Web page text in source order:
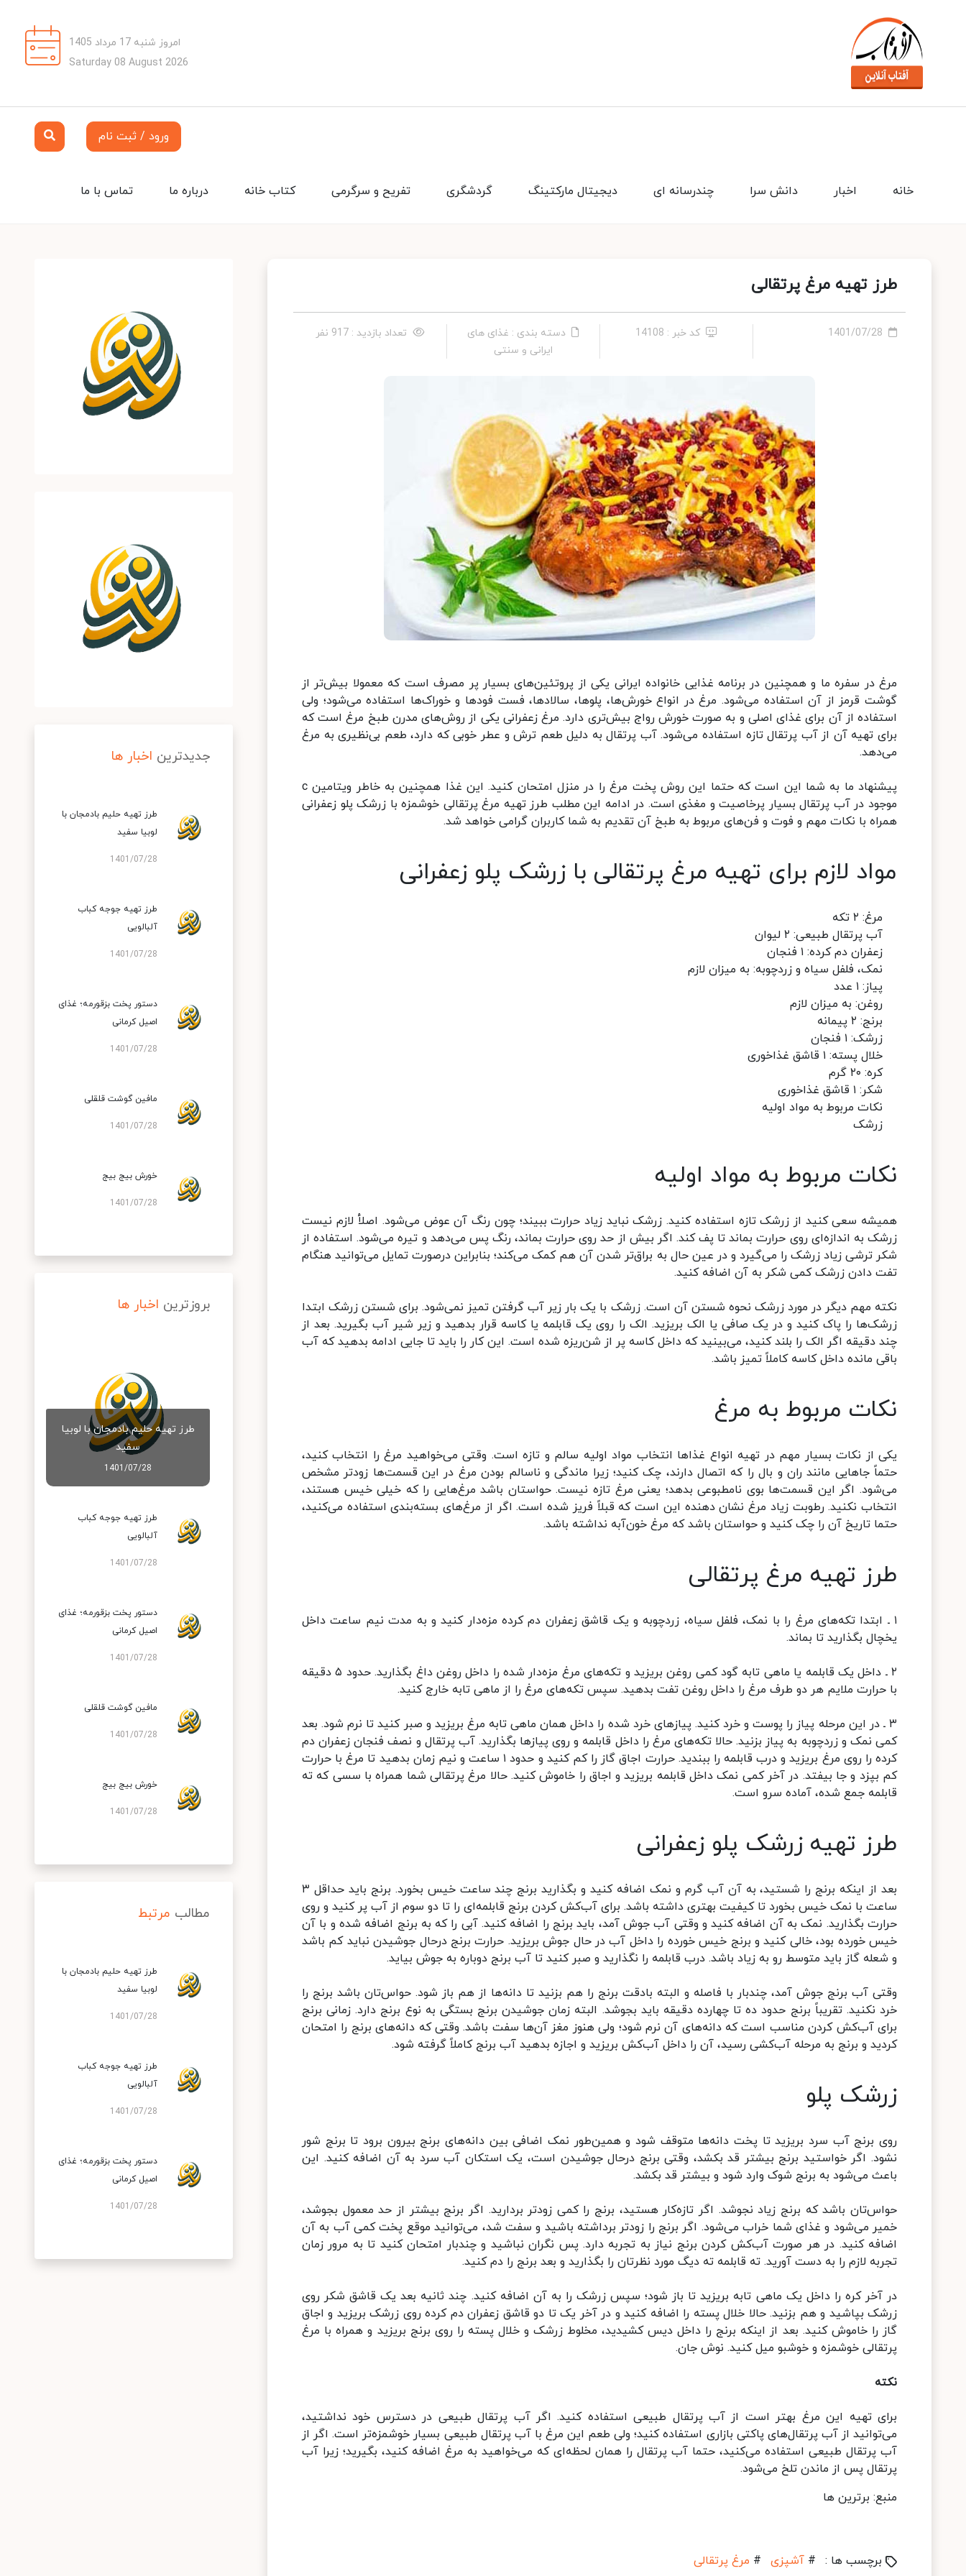
امروز شنبه 17 مرداد 1405
Saturday 08 August 2026
ورود / ثبت نام
تماس با ما درباره ما کتاب خانه تفریح و سرگرمی گردشگری دیجیتال مارکتینگ چندرسانه ای دانش سرا اخبار خانه
طرز تهیه مرغ پرتقالی
1401/07/28 کد خبر : 14108
دسته بندی : غذای های
ایرانی و سنتی
تعداد بازدید : 917 نفر
مرغ در سفره ما و همچنین در برنامه غذایی خانواده ایرانی یکی از پروتئین‌های بسیار پر مصرف است که معمولا بیش‌تر از
گوشت قرمز از آن استفاده می‌شود. مرغ در انواع خورش‌ها، پلوها، سالادها، فست فود‌ها و خوراک‌ها استفاده می‌شود؛ ولی
استفاده از آن برای غذای اصلی و به صورت خورش رواج بیش‌تری دارد. مرغ زعفرانی یکی از روش‌های مدرن طبخ مرغ است که
برای تهیه آن از آب پرتقال تازه استفاده می‌شود. آب پرتقال به دلیل طعم ترش و عطر خوبی که دارد، طعم بی‌نظیری به مرغ
می‌دهد.
پیشنهاد ما به شما این است که حتما این روش پخت مرغ را در منزل امتحان کنید. این غذا همچنین به خاطر ویتامین c
موجود در آب پرتقال بسیار پرخاصیت و مغذی است. در ادامه این مطلب طرز تهیه مرغ پرتقالی خوشمزه با زرشک پلو زعفرانی
همراه با نکات مهم و فوت و فن‌های مربوط به طبخ آن تقدیم به شما کاربران گرامی خواهد شد.
مواد لازم برای تهیه مرغ پرتقالی با زرشک پلو زعفرانی
مرغ: ۲ تکه
آب پرتقال طبیعی: ۲ لیوان
زعفران دم کرده: ۱ فنجان
نمک، فلفل سیاه و زردچوبه: به میزان لازم
پیاز: ۱ عدد
روغن: به میزان لازم
برنج: ۲ پیمانه
زرشک: ۱ فنجان
خلال پسته: ۱ قاشق غذاخوری
کره: ۲۰ گرم
شکر: ۱ قاشق غذاخوری
نکات مربوط به مواد اولیه
زرشک
نکات مربوط به مواد اولیه
همیشه سعی کنید از زرشک تازه استفاده کنید. زرشک نباید زیاد حرارت ببیند؛ چون رنگ آن عوض می‌شود. اصلأ لازم نیست
زرشک به اندازه‌ای روی حرارت بماند تا پف کند. اگر بیش از حد روی حرارت بماند، رنگ پس می‌دهد و تیره می‌شود. استفاده از
شکر ترشی زیاد زرشک را می‌گیرد و در عین حال به براق‌تر شدن آن هم کمک می‌کند؛ بنابراین درصورت تمایل می‌توانید هنگام
تفت دادن زرشک کمی شکر به آن اضافه کنید.
نکته مهم دیگر در مورد زرشک نحوه شستن آن است. زرشک با یک بار زیر آب گرفتن تمیز نمی‌شود. برای شستن زرشک ابتدا
زرشک‌ها را پاک کنید و در یک صافی یا الک بریزید. الک را روی یک قابلمه یا کاسه قرار بدهید و زیر شیر آب بگیرید. بعد از
چند دقیقه اگر الک را بلند کنید، می‌بینید که داخل کاسه پر از شن‌ریزه شده است. این کار را باید تا جایی ادامه بدهید که آب
باقی مانده داخل کاسه کاملاً تمیز باشد.
نکات مربوط به مرغ
یکی از نکات بسیار مهم در تهیه انواع غذا‌ها انتخاب مواد اولیه سالم و تازه است. وقتی می‌خواهید مرغ را انتخاب کنید،
حتماً جا‌هایی مانند ران و بال را که اتصال دارند، چک کنید؛ زیرا ماندگی و ناسالم بودن مرغ در این قسمت‌ها زود‌تر مشخص
می‌شود. اگر این قسمت‌ها بوی نامطبوعی بدهد؛ یعنی مرغ تازه نیست. حواستان باشد مرغ‌هایی را که خیلی خیس هستند،
انتخاب نکنید. رطوبت زیاد مرغ نشان دهنده این است که قبلاً فریز شده است. اگر از مرغ‌های بسته‌بندی استفاده می‌کنید،
حتما تاریخ آن را چک کنید و حواستان باشد که مرغ خون‌آبه نداشته باشد.
طرز تهیه مرغ پرتقالی
۱ ـ ابتدا تکه‌های مرغ را با نمک، فلفل سیاه، زردچوبه و یک قاشق زعفران دم کرده مزه‌دار کنید و به مدت نیم ساعت داخل
یخچال بگذارید تا بماند.
۲ ـ داخل یک قابلمه یا ماهی تابه گود کمی روغن بریزید و تکه‌های مرغ مزه‌دار شده را داخل روغن داغ بگذارید. حدود ۵ دقیقه
با حرارت ملایم هر دو طرف مرغ را داخل روغن تفت بدهید. سپس تکه‌های مرغ را از ماهی تابه خارج کنید.
۳ ـ در این مرحله پیاز را پوست و خرد کنید. پیاز‌های خرد شده را داخل همان ماهی تابه مرغ بریزید و صبر کنید تا نرم شود. بعد
کمی نمک و زردچوبه به پیاز بزنید. حالا تکه‌های مرغ را داخل قابلمه و روی پیاز‌ها بگذارید. آب پرتقال و نصف فنجان زعفران دم
کرده را روی مرغ بریزید و درب قابلمه را ببندید. حرارت اجاق گاز را کم کنید و حدود ۱ ساعت و نیم زمان بدهید تا مرغ با حرارت
کم بپزد و جا بیفتد. در آخر کمی نمک داخل قابلمه بریزید و اجاق را خاموش کنید. حالا مرغ پرتقالی شما همراه با سسی که ته
قابلمه جمع شده، آماده سرو است.
طرز تهیه زرشک پلو زعفرانی
بعد از اینکه برنج را شستید، به آن آب گرم و نمک اضافه کنید و بگذارید برنج چند ساعت خیس بخورد. برنج باید حداقل ۳
ساعت با نمک خیس بخورد تا کیفیت بهتری داشته باشد. برای آب‌کش کردن برنج قابلمه‌ای را تا دو سوم از آب پر کنید و روی
حرارت بگذارید. نمک به آن اضافه کنید و وقتی آب جوش آمد، باید برنج را اضافه کنید. آبی را که به برنج اضافه شده و با آن
خیس خورده بود، خالی کنید و برنج خیس خورده را داخل آب در حال جوش بریزید. حرارت برنج درحال جوشیدن نباید کم باشد
و شعله گاز باید متوسط رو به زیاد باشد. درب قابلمه را نگذارید و صبر کنید تا آب برنج دوباره به جوش بیاید.
وقتی آب برنج جوش آمد، چندبار با فاصله و البته بادقت برنج را هم بزنید تا دانه‌ها از هم باز شود. حواس‌تان باشد برنج را
خرد نکنید. تقریباً برنج حدود ده تا چهارده دقیقه باید بجوشد. البته زمان جوشیدن برنج بستگی به نوع برنج دارد. زمانی برنج
برای آب‌کش کردن مناسب است که دانه‌های آن نرم شود؛ ولی هنوز مغز آن‌ها سفت باشد. وقتی که دانه‌های برنج را امتحان
کردید و برنج به مرحله آب‌کشی رسید، آن را داخل آب‌کش بریزید و اجازه بدهید آب برنج کاملاً گرفته شود.
زرشک پلو
روی برنج آب سرد بریزید تا پخت دانه‌ها متوقف شود و همین‌طور نمک اضافی بین دانه‌های برنج بیرون برود تا برنج شور
نشود. اگر خواستید برنج بیشتر قد بکشد، وقتی برنج درحال جوشیدن است، یک استکان آب سرد به آن اضافه کنید. این
باعث می‌شود به برنج شوک وارد شود و بیشتر قد بکشد.
حواس‌تان باشد که برنج زیاد نجوشد. اگر تازه‌کار هستید، برنج را کمی زودتر بردارید. اگر برنج بیشتر از حد معمول بجوشد،
خمیر می‌شود و غذای شما خراب می‌شود. اگر برنج را زودتر برداشته باشید و سفت شد، می‌توانید موقع پخت کمی آب به آن
اضافه کنید. در هر صورت آب‌کش کردن برنج نیاز به تجربه دارد. پس نگران نباشید و چندبار امتحان کنید تا به مرور زمان
تجربه لازم را به دست آورید. ته قابلمه ته دیگ مورد نظرتان را بگذارید و بعد برنج را دم کنید.
در آخر کره را داخل یک ماهی تابه بریزید تا باز شود؛ سپس زرشک را به آن اضافه کنید. چند ثانیه بعد یک قاشق شکر روی
زرشک بپاشید و هم بزنید. حالا خلال پسته را اضافه کنید و در آخر یک تا دو قاشق زعفران دم کرده روی زرشک بریزید و اجاق
گاز را خاموش کنید. بعد از اینکه برنج را داخل دیس کشیدید، مخلوط زرشک و خلال پسته را روی برنج بریزید و همراه با مرغ
پرتقالی خوشمزه و خوشبو میل کنید. نوش جان.
نکته
برای تهیه این مرغ بهتر است از آب پرتقال طبیعی استفاده کنید. اگر آب پرتقال طبیعی در دسترس خود نداشتید،
می‌توانید از آب پرتقال‌های پاکتی بازاری استفاده کنید؛ ولی طعم این مرغ با آب پرتقال طبیعی بسیار خوشمزه‌تر است. اگر از
آب پرتقال طبیعی استفاده می‌کنید، حتما آب پرتقال را همان لحظه‌ای که می‌خواهید به مرغ اضافه کنید، بگیرید؛ زیرا آب
پرتقال پس از ماندن تلخ می‌شود.
منبع: برترین ها
برچسب ها : # آشپزی # مرغ پرتقالی
جدیدترین اخبار ها
طرز تهیه حلیم بادمجان با
لوبیا سفید
1401/07/28
طرز تهیه جوجه کباب
آلبالویی
1401/07/28
دستور پخت بزقورمه؛ غذای
اصیل کرمانی
1401/07/28
مافین گوشت قلقلی
1401/07/28
خورش بیج بیج
1401/07/28
بروزترین اخبار ها
طرز تهیه حلیم بادمجان با لوبیا
سفید
1401/07/28
طرز تهیه جوجه کباب
آلبالویی
1401/07/28
دستور پخت بزقورمه؛ غذای
اصیل کرمانی
1401/07/28
مافین گوشت قلقلی
1401/07/28
خورش بیج بیج
1401/07/28
مطالب مرتبط
طرز تهیه حلیم بادمجان با
لوبیا سفید
1401/07/28
طرز تهیه جوجه کباب
آلبالویی
1401/07/28
دستور پخت بزقورمه؛ غذای
اصیل کرمانی
1401/07/28